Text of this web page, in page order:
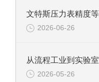
2026-06-26
2026-05-26